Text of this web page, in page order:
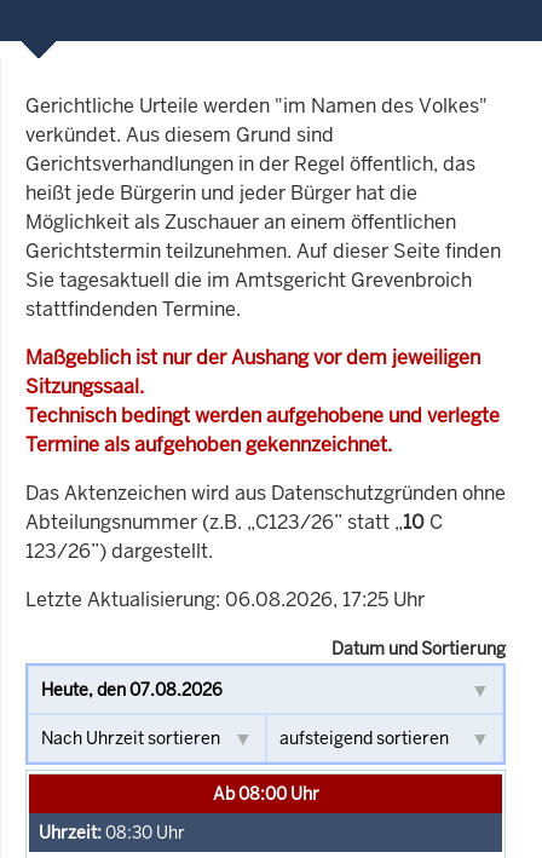
Gerichtliche Urteile werden "im Namen des Volkes"
verkündet. Aus diesem Grund sind
Gerichtsverhandlungen in der Regel öffentlich, das
heißt jede Bürgerin und jeder Bürger hat die
Möglichkeit als Zuschauer an einem öffentlichen
Gerichtstermin teilzunehmen. Auf dieser Seite finden
Sie tagesaktuell die im Amtsgericht Grevenbroich
stattfindenden Termine.
Maßgeblich ist nur der Aushang vor dem jeweiligen
Sitzungssaal.
Technisch bedingt werden aufgehobene und verlegte
Termine als aufgehoben gekennzeichnet.
Das Aktenzeichen wird aus Datenschutzgründen ohne
Abteilungsnummer (z.B. „C123/26” statt „10 C
123/26”) dargestellt.
Letzte Aktualisierung: 06.08.2026, 17:25 Uhr
Datum und Sortierung
Ab 08:00 Uhr
08:30 Uhr